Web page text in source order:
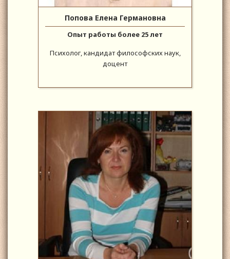
Попова Елена Германовна
Опыт работы более 25 лет
Психолог, кандидат философских наук,
доцент